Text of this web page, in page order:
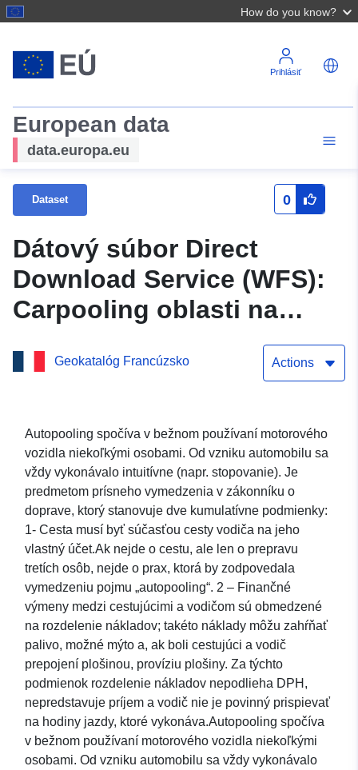
How do you know?
Prihlásiť
European data
data.europa.eu
Dataset 0
Dátový súbor Direct
Download Service (WFS):
Carpooling oblasti na
Geokatalóg Francúzsko Actions
Autopooling spočíva v bežnom používaní motorového
vozidla niekoľkými osobami. Od vzniku automobilu sa
vždy vykonávalo intuitívne (napr. stopovanie). Je
predmetom prísneho vymedzenia v zákonníku o
doprave, ktorý stanovuje dve kumulatívne podmienky:
1- Cesta musí byť súčasťou cesty vodiča na jeho
vlastný účet.Ak nejde o cestu, ale len o prepravu
tretích osôb, nejde o prax, ktorá by zodpovedala
vymedzeniu pojmu „autopooling“. 2 – Finančné
výmeny medzi cestujúcimi a vodičom sú obmedzené
na rozdelenie nákladov; takéto náklady môžu zahŕňať
palivo, možné mýto a, ak boli cestujúci a vodič
prepojení plošinou, províziu plošiny. Za týchto
podmienok rozdelenie nákladov nepodlieha DPH,
nepredstavuje príjem a vodič nie je povinný prispievať
na hodiny jazdy, ktoré vykonáva.Autopooling spočíva
v bežnom používaní motorového vozidla niekoľkými
osobami. Od vzniku automobilu sa vždy vykonávalo